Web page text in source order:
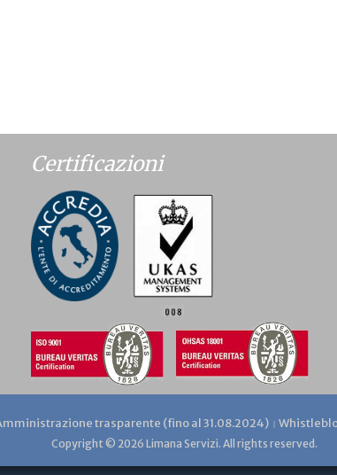
Certificazioni
trasparente (fino al 31.08.2024)
Copyright © 2026 Limana Servizi. All rights reserved.